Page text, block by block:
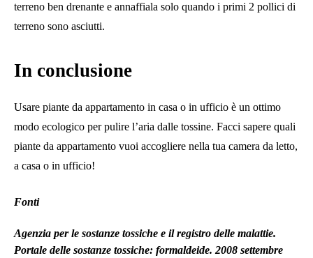
terreno ben drenante e annaffiala solo quando i primi 2 pollici di
terreno sono asciutti.
In conclusione
Usare piante da appartamento in casa o in ufficio è un ottimo
modo ecologico per pulire l’aria dalle tossine. Facci sapere quali
piante da appartamento vuoi accogliere nella tua camera da letto,
a casa o in ufficio!
Fonti
Agenzia per le sostanze tossiche e il registro delle malattie.
Portale delle sostanze tossiche: formaldeide. 2008 settembre